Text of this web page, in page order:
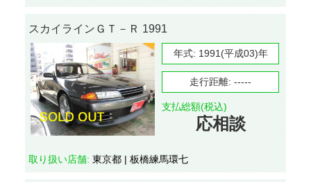
スカイラインＧＴ－Ｒ 1991
年式: 1991(平成03)年
走行距離: -----
支払総額(税込)
応相談
取り扱い店舗: 東京都 | 板橋練馬環七